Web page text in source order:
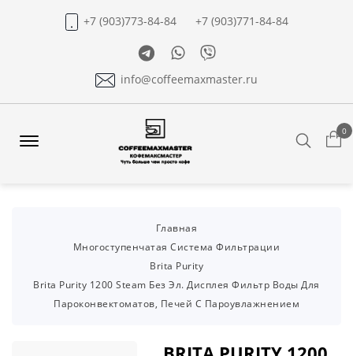
+7 (903)773-84-84
+7 (903)771-84-84
TelegramWhatsapp
Viber
info@coffeemaxmaster.ru
0
Главная
Многоступенчатая Система Фильтрации
Brita Purity
Brita Purity 1200 Steam Без Эл. Дисплея Фильтр Воды Для
Пароконвектоматов, Печей С Пароувлажнением